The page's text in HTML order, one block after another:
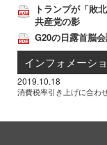
トランプが「敗
共産党の影
G20の日露首脳
インフォメーシ
2019.10.18
消費税率引き上げに合わ